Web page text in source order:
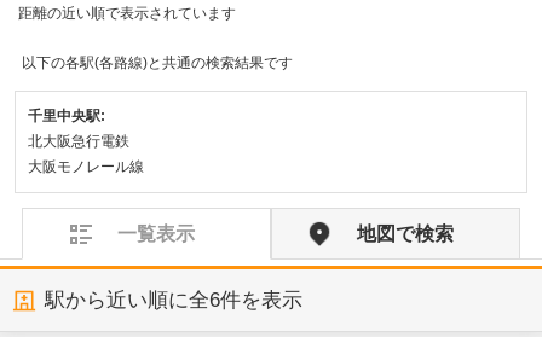
距離の近い順で表示されています
以下の各駅(各路線)と共通の検索結果です
千里中央駅:
北大阪急行電鉄
大阪モノレール線
一覧表示 地図で検索
駅から近い順に全6件を表示